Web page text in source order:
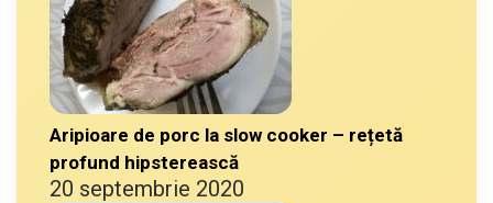
Aripioare de porc la slow cooker – rețetă
profund hipsterească
20 septembrie 2020